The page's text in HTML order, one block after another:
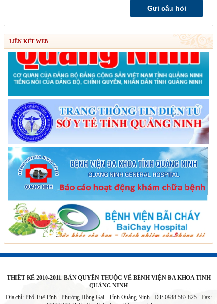
LIÊN KẾT WEB
THIẾT KẾ 2010-2011. BẢN QUYỀN THUỘC VỀ BỆNH VIỆN ĐA KHOA TỈNH
QUẢNG NINH
Địa chỉ: Phố Tuệ Tĩnh - Phường Hồng Gai - Tỉnh Quảng Ninh - ĐT: 0988 587 825 - Fax: